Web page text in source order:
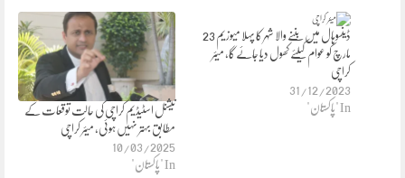
نیشنل اسٹیڈیم کراچی کی حالت توقعات کے
مطابق بہتر نہیں ہوئی، میئر کراچی
10/03/2025
In "پاکستان"
ڈینسوہال میں بننے والا شہر کا پہلا میوزیم 23
مارچ کو عوام کیلئے کھول دیا جائے گا، میئر
کراچی
31/12/2023
In "پاکستان"